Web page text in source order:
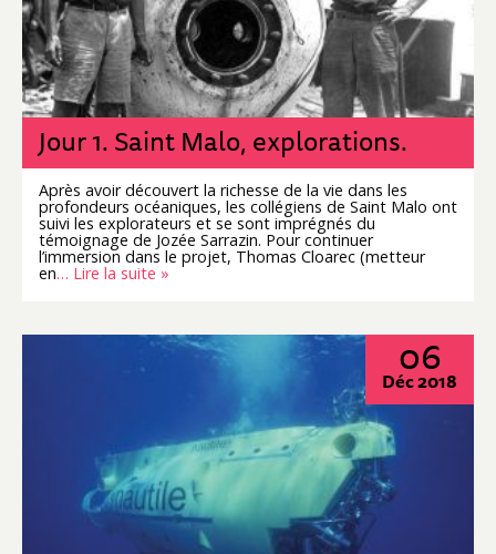
Jour 1. Saint Malo, explorations.
Après avoir découvert la richesse de la vie dans les
profondeurs océaniques, les collégiens de Saint Malo ont
suivi les explorateurs et se sont imprégnés du
témoignage de Jozée Sarrazin. Pour continuer
l’immersion dans le projet, Thomas Cloarec (metteur
en… Lire la suite »
06
Déc 2018